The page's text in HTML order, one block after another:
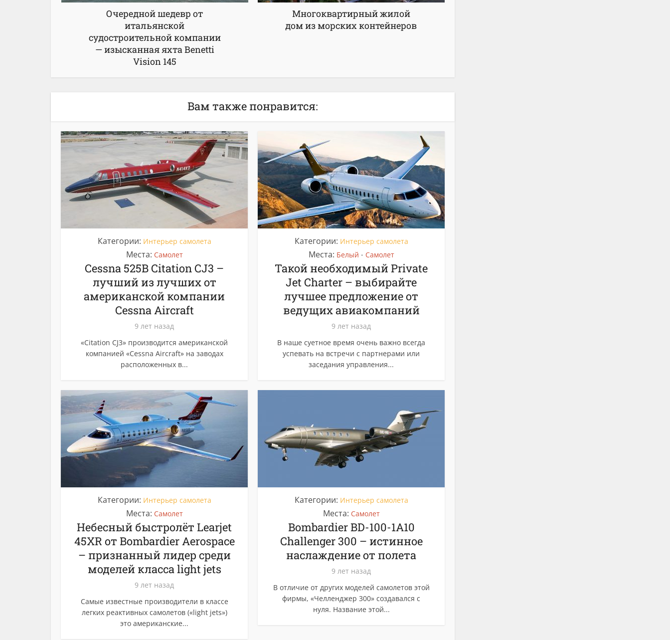
Очередной шедевр от
итальянской
судостроительной компании
— изысканная яхта Benetti
Vision 145
Многоквартирный жилой
дом из морских контейнеров
Вам также понравится:
Категории: Интерьер самолета
Места: Самолет
Cessna 525B Citation CJ3 –
лучший из лучших от
американской компании
Cessna Aircraft
9 лет назад
«Citation CJ3» производится американской
компанией «Cessna Aircraft» на заводах
расположенных в...
Категории: Интерьер самолета
Места: Белый • Самолет
Такой необходимый Private
Jet Charter – выбирайте
лучшее предложение от
ведущих авиакомпаний
9 лет назад
В наше суетное время очень важно всегда
успевать на встречи с партнерами или
заседания управления...
Категории: Интерьер самолета
Места: Самолет
Небесный быстролёт Learjet
45XR от Bombardier Aerospace
– признанный лидер среди
моделей класса light jets
9 лет назад
Самые известные производители в классе
легких реактивных самолетов («light jets»)
это американские...
Категории: Интерьер самолета
Места: Самолет
Bombardier BD-100-1A10
Challenger 300 – истинное
наслаждение от полета
9 лет назад
В отличие от других моделей самолетов этой
фирмы, «Челленджер 300» создавался с
нуля. Название этой...